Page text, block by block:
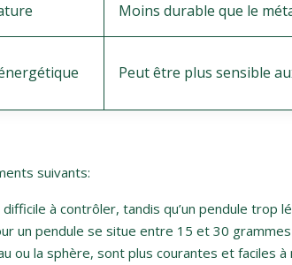
Moins durable que le
Peut être plus sensible
suivants:
à contrôler, tandis qu’un pendule
un pendule se situe entre 15 et 30
ou la sphère, sont plus courantes et faciles